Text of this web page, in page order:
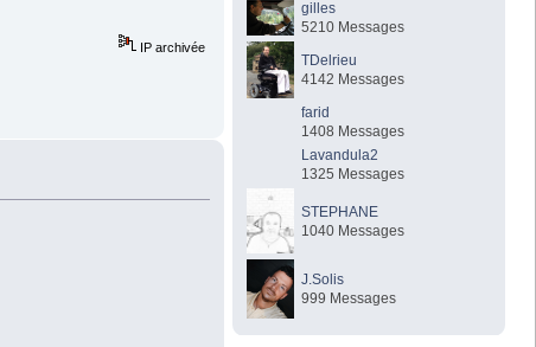
IP archivée
gilles
5210 Messages
TDelrieu
4142 Messages
farid
1408 Messages
Lavandula2
1325 Messages
STEPHANE
1040 Messages
J.Solis
999 Messages